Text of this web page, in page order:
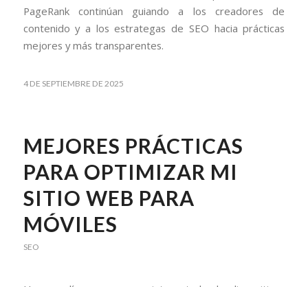
PageRank continúan guiando a los creadores de
contenido y a los estrategas de SEO hacia prácticas
mejores y más transparentes.
4 DE SEPTIEMBRE DE 2025
MEJORES PRÁCTICAS
PARA OPTIMIZAR MI
SITIO WEB PARA
MÓVILES
SEO